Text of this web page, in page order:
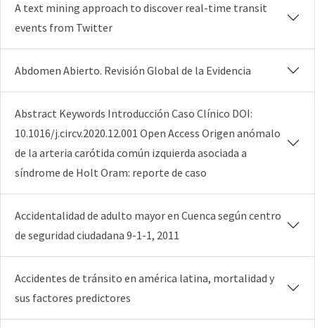
A text mining approach to discover real-time transit
events from Twitter
Abdomen Abierto. Revisión Global de la Evidencia
Abstract Keywords Introducción Caso Clínico DOI:
10.1016/j.circv.2020.12.001 Open Access Origen anómalo
de la arteria carótida común izquierda asociada a
síndrome de Holt Oram: reporte de caso
Accidentalidad de adulto mayor en Cuenca según centro
de seguridad ciudadana 9-1-1, 2011
Accidentes de tránsito en américa latina, mortalidad y
sus factores predictores